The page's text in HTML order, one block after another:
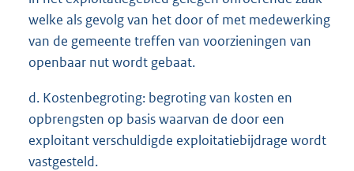
welke als gevolg van het door of met medewerking
van de gemeente treffen van voorzieningen van
openbaar nut wordt gebaat.
d. Kostenbegroting: begroting van kosten en
opbrengsten op basis waarvan de door een
exploitant verschuldigde exploitatiebijdrage wordt
vastgesteld.